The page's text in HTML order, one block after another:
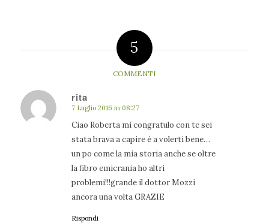
5
COMMENTI
rita
dice:
7 Luglio 2016 in 08:27
Ciao Roberta mi congratulo con te sei
stata brava a capire è a volerti bene…
un po come la mia storia anche se oltre
la fibro emicrania ho altri
problemi!!!grande il dottor Mozzi
ancora una volta GRAZIE
Rispondi